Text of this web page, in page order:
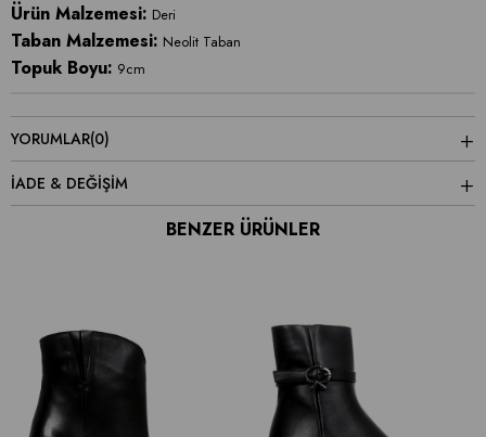
Ürün Malzemesi: Deri
Taban Malzemesi: Neolit Taban
Topuk Boyu: 9cm
YORUMLAR(0)
İADE & DEĞİŞİM
BENZER ÜRÜNLER